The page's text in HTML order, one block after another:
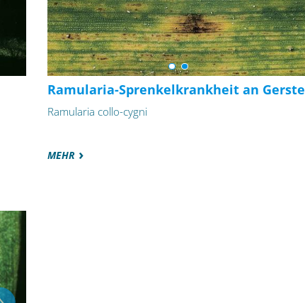
Ramularia-Sprenkelkrankheit an Gerste
Ramularia collo-cygni
MEHR